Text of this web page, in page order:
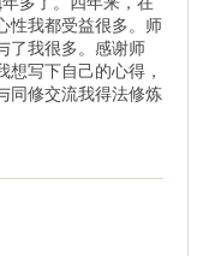
性我都受益很多。师
了我很多。感谢师
想写下自己的心得，
同修交流我得法修炼